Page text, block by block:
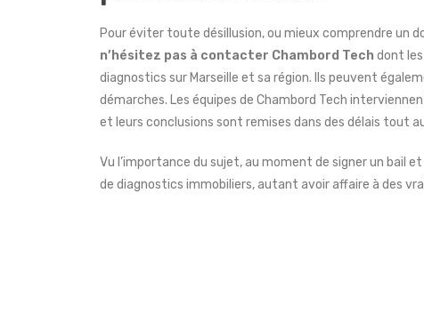
Pour éviter toute désillusion, ou mieux comprendre un
n’hésitez pas à contacter Chambord Tech dont
diagnostics sur Marseille et sa région. Ils peuvent
démarches. Les équipes de Chambord Tech
et leurs conclusions sont remises dans des délais tout
Vu l’importance du sujet, au moment de signer un bail
de diagnostics immobiliers, autant avoir affaire à des